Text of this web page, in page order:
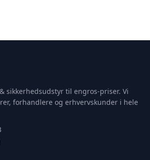
sikkerhedsudstyr til engros-priser. Vi
forhandlere og erhvervskunder i hele